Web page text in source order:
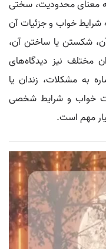
معنای محدودیت، سختی
شرایط خواب و جزئیات آن
آن، شکستن یا ساختن آن،
مختلف نیز دیدگاه‌های
به مشکلات، زندان یا
خواب و شرایط شخصی
مهم است.